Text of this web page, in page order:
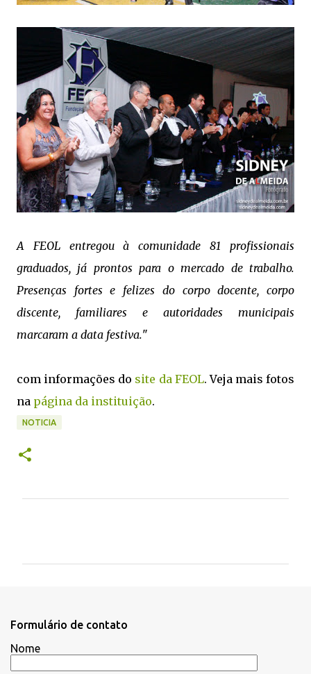
A FEOL entregou à comunidade 81 profissionais
graduados, já prontos para o mercado de trabalho.
Presenças fortes e felizes do corpo docente, corpo
discente, familiares e autoridades municipais
marcaram a data festiva."
com informações do site da FEOL. Veja mais fotos
na página da instituição.
NOTICIA
r
Formulário de contato
Nome